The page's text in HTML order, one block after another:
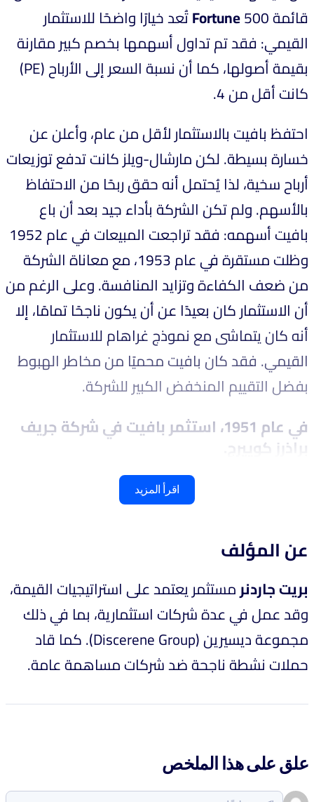
قائمة
Fortune500 تُعد خيارًا واضحًا للاستثمار
القيمي: فقد تم تداول أسهمها بخصم كبير مقارنة
بقيمة أصولها، كما أن نسبة السعر إلى الأرباح (PE)
كانت أقل من 4.
احتفظ بافيت بالاستثمار لأقل من عام، وأعلن عن
خسارة بسيطة. لكن مارشال-ويلز كانت تدفع توزيعات
أرباح سخية، لذا يُحتمل أنه حقق ربحًا من الاحتفاظ
بالأسهم. ولم تكن الشركة بأداء جيد بعد أن باع
بافيت أسهمه: فقد تراجعت المبيعات في عام 1952
وظلت مستقرة في عام 1953، مع معاناة الشركة
من ضعف الكفاءة وتزايد المنافسة. وعلى الرغم من
أن الاستثمار كان بعيدًا عن أن يكون ناجحًا تمامًا، إلا
أنه كان يتماشى مع نموذج غراهام للاستثمار
القيمي. فقد كان بافيت محميًا من مخاطر الهبوط
بفضل التقييم المنخفض الكبير للشركة.
في عام 1951، استثمر بافيت في شركة جريف
براذرز كوپيرج.
اقرأ المزيد
عن المؤلف
بريت جاردنرمستثمر يعتمد على استراتيجيات القيمة،
وقد عمل في عدة شركات استثمارية، بما في ذلك
مجموعة ديسيرين (Discerene Group). كما قاد
حملات نشطة ناجحة ضد شركات مساهمة عامة.
علق على هذا الملخص